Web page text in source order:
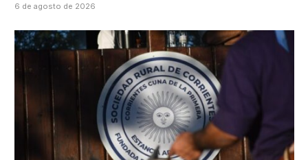
6 de agosto de 2026